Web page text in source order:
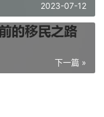
2023-07-12
下一篇 »